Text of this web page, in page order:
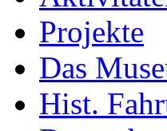
Projekte
Das
Hist.